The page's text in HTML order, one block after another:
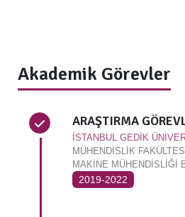
Akademik Görevler
ARAŞTIRMA
İSTANBUL GEDİK
MÜHENDİSLİK FAKÜLTESİ
MAKİNE MÜHENDİSLİĞİ
2019-2022